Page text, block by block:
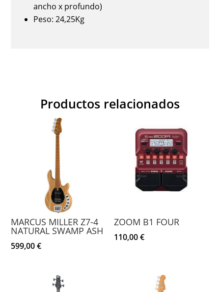
ancho x profundo)
Peso: 24,25Kg
Productos relacionados
MARCUS MILLER Z7-4
NATURAL SWAMP ASH
599,00€
ZOOM B1 FOUR
110,00€